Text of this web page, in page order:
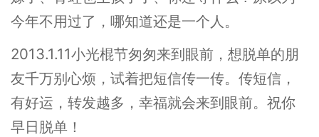
今年不用过了，哪知道还是一个人。
2013.1.11小光棍节匆匆来到眼前，想脱单的朋
友千万别心烦，试着把短信传一传。传短信，
有好运，转发越多，幸福就会来到眼前。祝你
早日脱单！